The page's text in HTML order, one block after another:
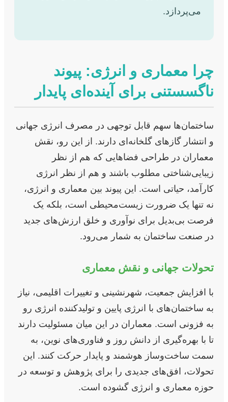
می‌پردازد.
چرا معماری و انرژی: پیوند
ناگسستنی برای آینده‌ای پایدار
ساختمان‌ها سهم قابل توجهی در مصرف انرژی جهانی
و انتشار گازهای گلخانه‌ای دارند. از این رو، نقش
معماران در طراحی فضاهایی که هم از نظر
زیبایی‌شناختی مطلوب باشند و هم از نظر انرژی
کارآمد، حیاتی است. این پیوند بین معماری و انرژی،
نه تنها یک ضرورت زیست‌محیطی است، بلکه یک
فرصت بی‌بدیل برای نوآوری و خلق ارزش‌های جدید
در صنعت ساختمان به شمار می‌رود.
تحولات جهانی و نقش معماری
با افزایش جمعیت، شهرنشینی و تغییرات اقلیمی، نیاز
به ساختمان‌های با انرژی پایین و تولیدکننده انرژی رو
به فزونی است. معماران در این میان مسئولیت دارند
تا با بهره‌گیری از دانش روز و فناوری‌های نوین، به
سمت ساخت‌وساز هوشمند و پایدار حرکت کنند. این
تحولات، افق‌های جدیدی را برای پژوهش و توسعه در
حوزه معماری و انرژی گشوده است.